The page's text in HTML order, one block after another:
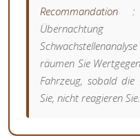
Recommandation :
räumen Sie
Fahrzeug, sobald die
Sie, nicht reagieren Sie.